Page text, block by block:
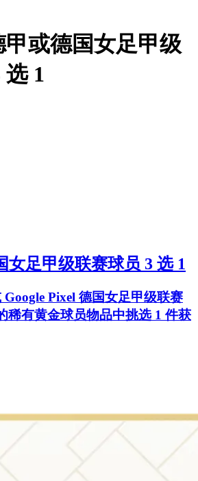
甲或德国女足甲级
1
女足甲级联赛球员 3 选 1
Pixel 德国女足甲级联赛
稀有黄金球员物品中挑选 1 件获